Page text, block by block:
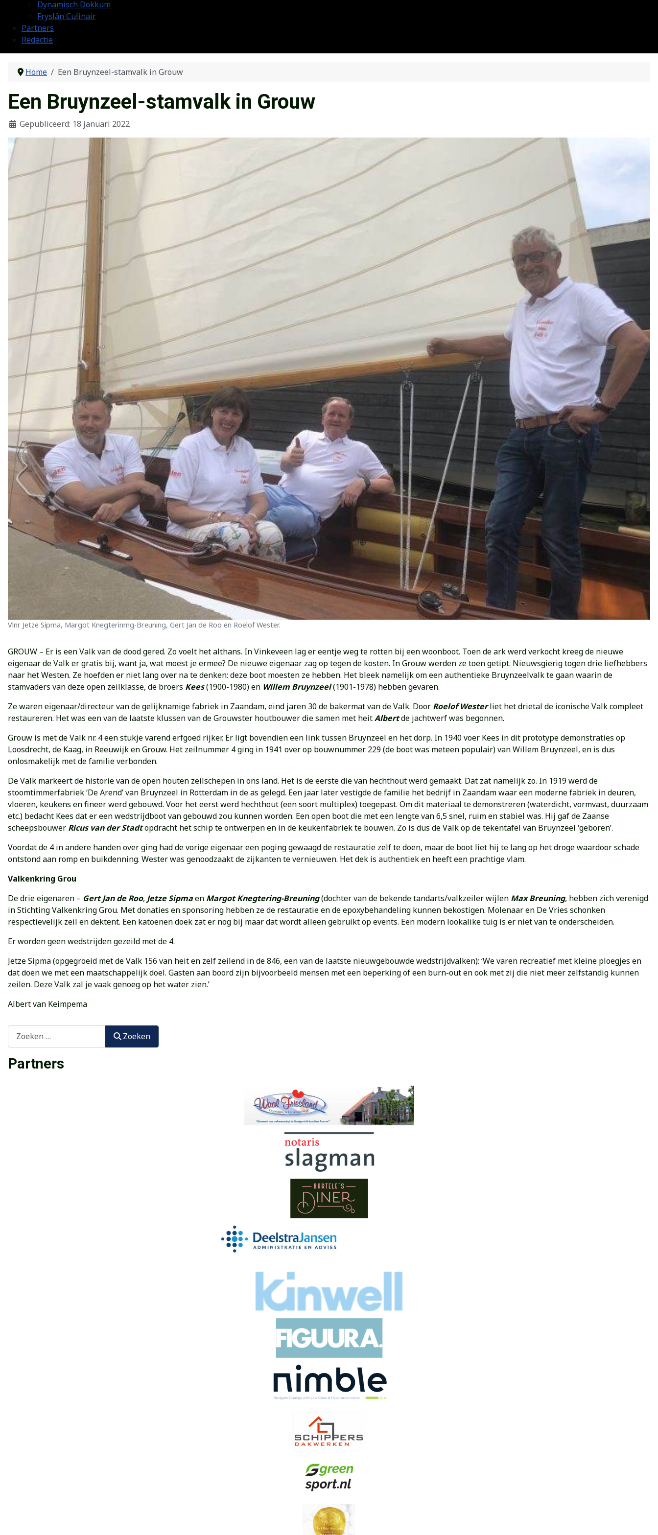
Dynamisch Dokkum
Fryslân Culinair
Partners
Redactie
Home Een Bruynzeel-stamvalk in Grouw
Een Bruynzeel-stamvalk in Grouw
Gepubliceerd: 18 januari 2022
Vlnr Jetze Sipma, Margot Knegterinmg-Breuning, Gert Jan de Roo en Roelof Wester.
GROUW – Er is een Valk van de dood gered. Zo voelt het althans. In Vinkeveen lag er eentje weg te rotten bij een woonboot. Toen de ark werd verkocht kreeg de nieuwe
eigenaar de Valk er gratis bij, want ja, wat moest je ermee? De nieuwe eigenaar zag op tegen de kosten. In Grouw werden ze toen getipt. Nieuwsgierig togen drie liefhebbers
naar het Westen. Ze hoefden er niet lang over na te denken: deze boot moesten ze hebben. Het bleek namelijk om een authentieke Bruynzeelvalk te gaan waarin de
stamvaders van deze open zeilklasse, de broers Kees(1900-1980) en Willem Bruynzeel(1901-1978) hebben gevaren.
Ze waren eigenaar/directeur van de gelijknamige fabriek in Zaandam, eind jaren 30 de bakermat van de Valk. Door Roelof Westerliet het drietal de iconische Valk compleet
restaureren. Het was een van de laatste klussen van de Grouwster houtbouwer die samen met heitAlbertde jachtwerf was begonnen.
Grouw is met de Valk nr. 4 een stukje varend erfgoed rijker. Er ligt bovendien een link tussen Bruynzeel en het dorp. In 1940 voer Kees in dit prototype demonstraties op
Loosdrecht, de Kaag, in Reeuwijk en Grouw. Het zeilnummer 4 ging in 1941 over op bouwnummer 229 (de boot was meteen populair) van Willem Bruynzeel, en is dus
onlosmakelijk met de familie verbonden.
De Valk markeert de historie van de open houten zeilschepen in ons land. Het is de eerste die van hechthout werd gemaakt. Dat zat namelijk zo. In 1919 werd de
stoomtimmerfabriek ‘De Arend’ van Bruynzeel in Rotterdam in de as gelegd. Een jaar later vestigde de familie het bedrijf in Zaandam waar een moderne fabriek in deuren,
vloeren, keukens en fineer werd gebouwd. Voor het eerst werd hechthout (een soort multiplex) toegepast. Om dit materiaal te demonstreren (waterdicht, vormvast, duurzaam
etc.) bedacht Kees dat er een wedstrijdboot van gebouwd zou kunnen worden. Een open boot die met een lengte van 6,5 snel, ruim en stabiel was. Hij gaf de Zaanse
scheepsbouwer Ricus van der Stadtopdracht het schip te ontwerpen en in de keukenfabriek te bouwen. Zo is dus de Valk op de tekentafel van Bruynzeel ‘geboren’.
Voordat de 4 in andere handen over ging had de vorige eigenaar een poging gewaagd de restauratie zelf te doen, maar de boot liet hij te lang op het droge waardoor schade
ontstond aan romp en buikdenning. Wester was genoodzaakt de zijkanten te vernieuwen. Het dek is authentiek en heeft een prachtige vlam.
Valkenkring Grou
De drie eigenaren – Gert Jan de Roo, Jetze Sipmaen Margot Knegtering-Breuning(dochter van de bekende tandarts/valkzeiler wijlen Max Breuning, hebben zich verenigd
in Stichting Valkenkring Grou. Met donaties en sponsoring hebben ze de restauratie en de epoxybehandeling kunnen bekostigen. Molenaar en De Vries schonken
respectievelijk zeil en dektent. Een katoenen doek zat er nog bij maar dat wordt alleen gebruikt op events. Een modern lookalike tuig is er niet van te onderscheiden.
Er worden geen wedstrijden gezeild met de 4.
Jetze Sipma (opgegroeid met de Valk 156 van heit en zelf zeilend in de 846, een van de laatste nieuwgebouwde wedstrijdvalken): ‘We varen recreatief met kleine ploegjes en
dat doen we met een maatschappelijk doel. Gasten aan boord zijn bijvoorbeeld mensen met een beperking of een burn-out en ook met zij die niet meer zelfstandig kunnen
zeilen. Deze Valk zal je vaak genoeg op het water zien.’
Albert van Keimpema
Zoeken
Zoeken
Partners